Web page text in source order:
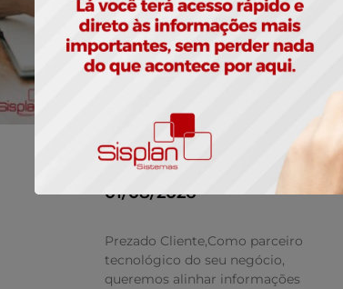
Adequação Obrigatória da
Reforma Tributária em
01/08/2026
Prezado Cliente,Como parceiro
tecnológico do seu negócio,
queremos alinhar informações